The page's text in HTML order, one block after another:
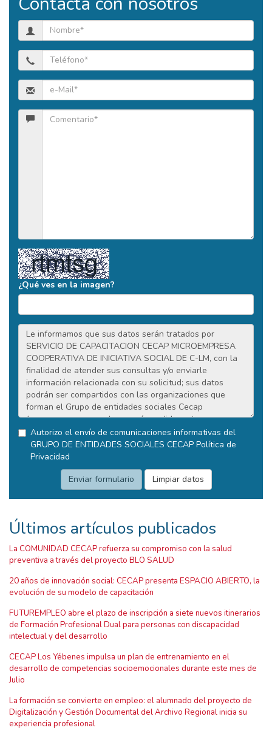
¿Qué ves en la imagen?
Autorizo el envío de comunicaciones informativas del
GRUPO DE ENTIDADES SOCIALES CECAP Política de
Privacidad
Últimos artículos publicados
La COMUNIDAD CECAP refuerza su compromiso con la salud
preventiva a través del proyecto BLO SALUD
20 años de innovación social: CECAP presenta ESPACIO ABIERTO, la
evolución de su modelo de capacitación
FUTUREMPLEO abre el plazo de inscripción a siete nuevos itinerarios
de Formación Profesional Dual para personas con discapacidad
intelectual y del desarrollo
CECAP Los Yébenes impulsa un plan de entrenamiento en el
desarrollo de competencias socioemocionales durante este mes de
Julio
La formación se convierte en empleo: el alumnado del proyecto de
Digitalización y Gestión Documental del Archivo Regional inicia su
experiencia profesional